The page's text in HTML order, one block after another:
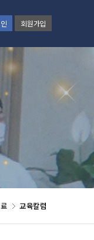
회원가입
교육칼럼